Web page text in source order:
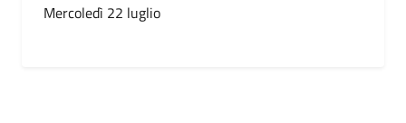
Mercoledì 22 luglio